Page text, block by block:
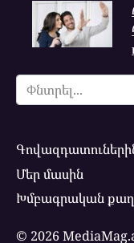
Search
for:
Մեր մասին
Խմբագրական
© 2026